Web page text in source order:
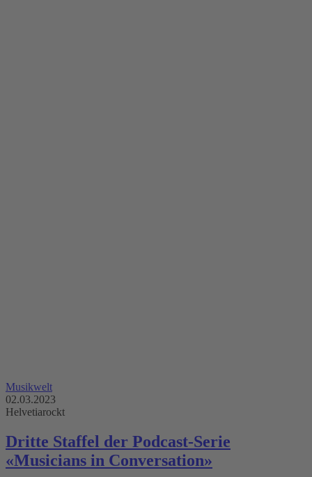
Musikwelt
02.03.2023
Helvetiarockt
Dritte Staffel der Podcast-Serie
«Musicians in Conversation»